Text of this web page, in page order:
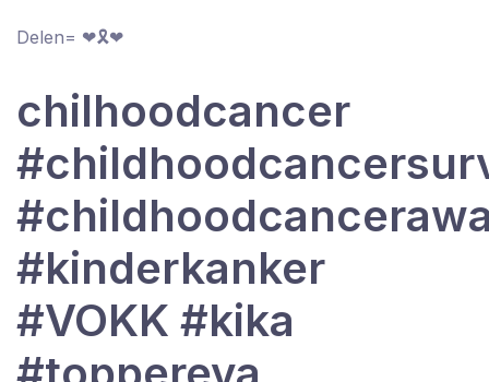
Delen= ❤🎗❤
chilhoodcancer
#kinderkanker
#VOKK #kika